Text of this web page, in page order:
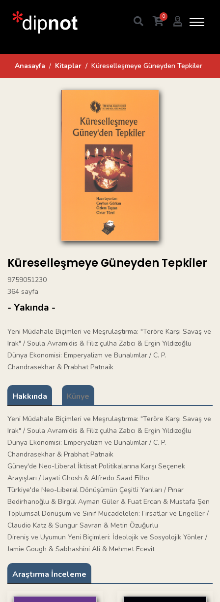
0
Anasayfa Kitaplar Küreselleşmeye Güneyden Tepkiler
Küreselleşmeye Güneyden Tepkiler
9759051230
364 sayfa
- Yakında -
Yeni Müdahale Biçimleri ve Meşrulaştırma: "Teröre Karşı Savaş ve
Irak" / Soula Avramidis & Filiz çulha Zabcı & Ergin Yıldızoğlu
Dünya Ekonomisi: Emperyalizm ve Bunalımlar / C. P.
Chandrasekhar & Prabhat Patnaik
Hakkında Künye
Yeni Müdahale Biçimleri ve Meşrulaştırma: "Teröre Karşı Savaş ve
Irak" / Soula Avramidis & Filiz çulha Zabcı & Ergin Yıldızoğlu
Dünya Ekonomisi: Emperyalizm ve Bunalımlar / C. P.
Chandrasekhar & Prabhat Patnaik
Güney'de Neo-Liberal İktisat Politikalarına Karşı Seçenek
Arayışları / Jayati Ghosh & Alfredo Saad Filho
Türkiye'de Neo-Liberal Dönüşümün Çeşitli Yanları / Pınar
Bedirhanoğlu & Birgül Ayman Güler & Fuat Ercan & Mustafa Şen
Toplumsal Dönüşüm ve Sınıf Mücadeleleri: Fırsatlar ve Engeller /
Claudio Katz & Sungur Savran & Metin Özuğurlu
Direniş ve Uyumun Yeni Biçimleri: İdeolojik ve Sosyolojik Yönler /
Jamie Gough & Sabhashini Ali & Mehmet Ecevit
Araştırma İnceleme